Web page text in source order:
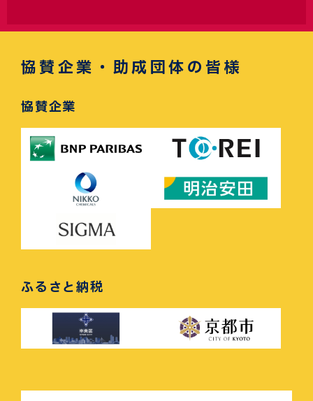
協賛企業・助成団体の皆様
協賛企業
ふるさと納税